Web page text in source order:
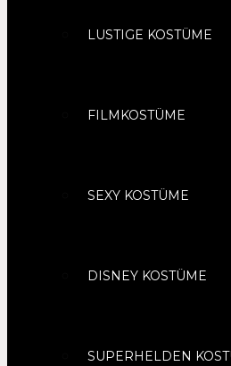
LUSTIGE KOSTÜME
FILMKOSTÜME
SEXY KOSTÜME
DISNEY KOSTÜME
SUPERHELDEN